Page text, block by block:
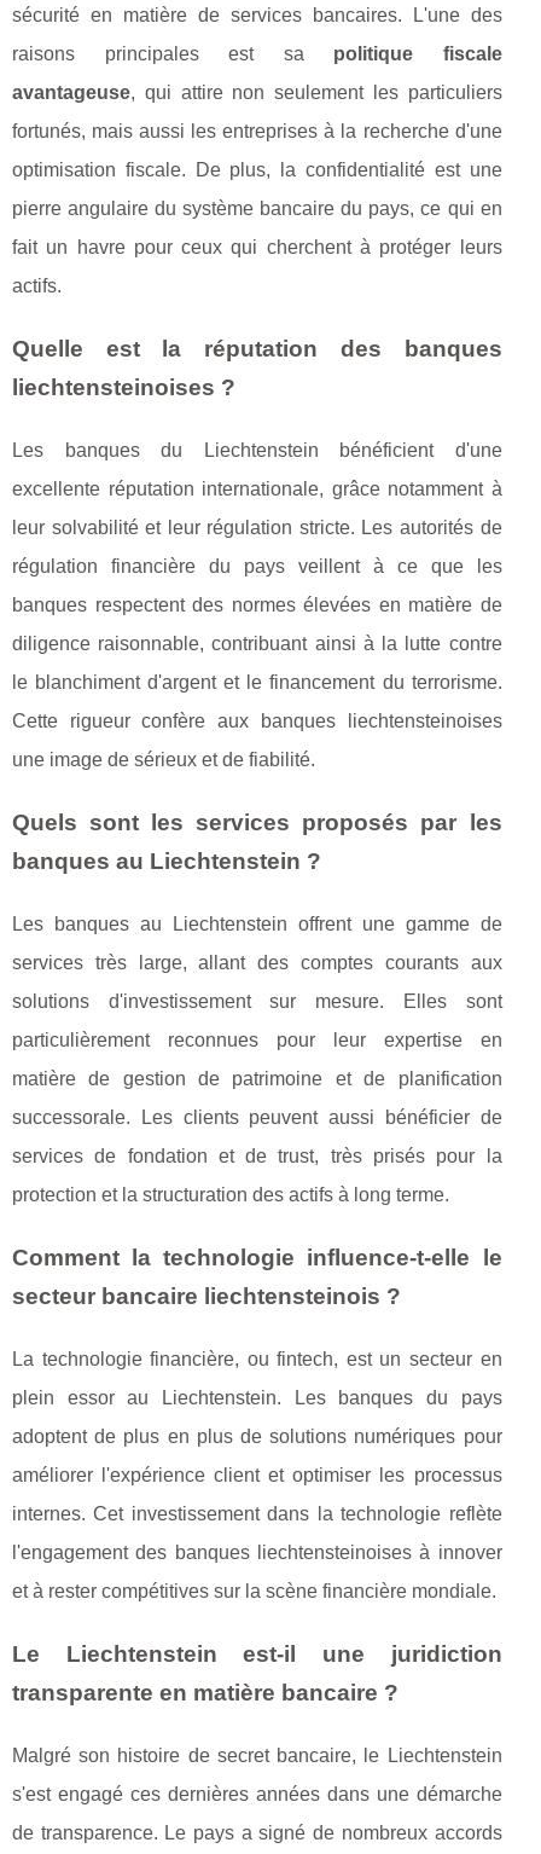
sécurité en matière de services bancaires. L'une des
raisons principales est sa politique fiscale
avantageuse, qui attire non seulement les particuliers
fortunés, mais aussi les entreprises à la recherche d'une
optimisation fiscale. De plus, la confidentialité est une
pierre angulaire du système bancaire du pays, ce qui en
fait un havre pour ceux qui cherchent à protéger leurs
actifs.
Quelle est la réputation des banques
liechtensteinoises ?
Les banques du Liechtenstein bénéficient d'une
excellente réputation internationale, grâce notamment à
leur solvabilité et leur régulation stricte. Les autorités de
régulation financière du pays veillent à ce que les
banques respectent des normes élevées en matière de
diligence raisonnable, contribuant ainsi à la lutte contre
le blanchiment d'argent et le financement du terrorisme.
Cette rigueur confère aux banques liechtensteinoises
une image de sérieux et de fiabilité.
Quels sont les services proposés par les
banques au Liechtenstein ?
Les banques au Liechtenstein offrent une gamme de
services très large, allant des comptes courants aux
solutions d'investissement sur mesure. Elles sont
particulièrement reconnues pour leur expertise en
matière de gestion de patrimoine et de planification
successorale. Les clients peuvent aussi bénéficier de
services de fondation et de trust, très prisés pour la
protection et la structuration des actifs à long terme.
Comment la technologie influence-t-elle le
secteur bancaire liechtensteinois ?
La technologie financière, ou fintech, est un secteur en
plein essor au Liechtenstein. Les banques du pays
adoptent de plus en plus de solutions numériques pour
améliorer l'expérience client et optimiser les processus
internes. Cet investissement dans la technologie reflète
l'engagement des banques liechtensteinoises à innover
et à rester compétitives sur la scène financière mondiale.
Le Liechtenstein est-il une juridiction
transparente en matière bancaire ?
Malgré son histoire de secret bancaire, le Liechtenstein
s'est engagé ces dernières années dans une démarche
de transparence. Le pays a signé de nombreux accords